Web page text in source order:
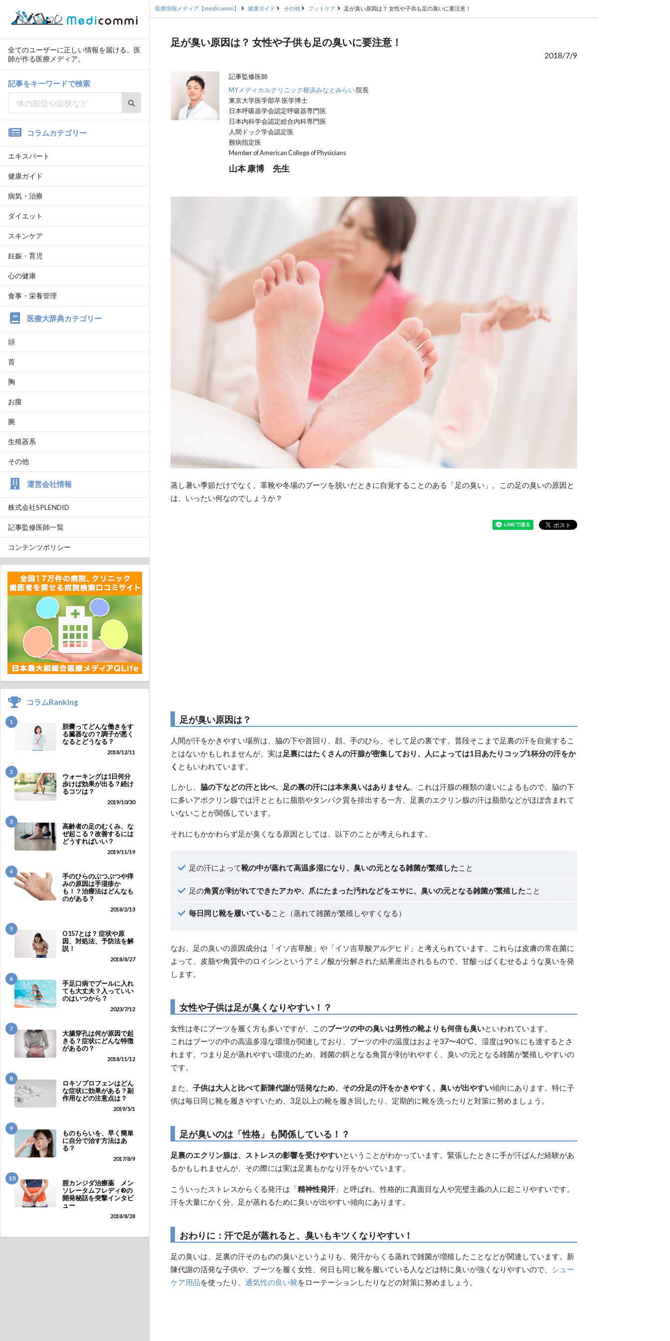
全てのユーザーに正しい情報を届ける。医
師が作る医療メディア。
記事をキーワードで検索
コラムカテゴリー
エキスパート
健康ガイド
病気・治療
ダイエット
スキンケア
妊娠・育児
心の健康
食事・栄養管理
医療大辞典カテゴリー
頭
首
胸
お腹
腕
生殖器系
その他
運営会社情報
株式会社SPLENDID
記事監修医師一覧
コンテンツポリシー
コラムRanking
1
胆嚢ってどんな働きをす
る臓器なの？調子が悪く
なるとどうなる？
2018/12/11
2
ウォーキングは1日何分
歩けば効果が出る？続け
るコツは？
2019/10/30
3
高齢者の足のむくみ、な
ぜ起こる？改善するには
どうすればいい？
2019/11/19
4
手のひらのぶつぶつや痒
みの原因は手湿疹か
も！？治療法はどんなも
のがある？
2018/2/13
5
O157とは？ 症状や原
因、対処法、予防法を解
説！
2018/8/27
6
手足口病でプールに入れ
ても大丈夫？入っていい
のはいつから？
2023/7/12
7
大腸穿孔は何が原因で起
きる？症状にどんな特徴
があるの？
2018/11/12
8
ロキソプロフェンはどん
な症状に効果がある？副
作用などの注意点は？
2019/5/1
9
ものもらいを、早く簡単
に自分で治す方法はあ
る？
2017/8/9
10
腟カンジダ治療薬 メン
ソレータムフレディ®の
開発秘話を突撃インタビ
ュー
2018/8/28
医療情報メディア【medicommi】 健康ガイド その他 フットケア 足が臭い原因は？ 女性や子供も足の臭いに要注意！
足が臭い原因は？ 女性や子供も足の臭いに要注意！
2018/7/9
記事監修医師
MYメディカルクリニック横浜みなとみらい院長
東京大学医学部卒 医学博士
日本呼吸器学会認定呼吸器専門医
日本内科学会認定総合内科専門医
人間ドック学会認定医
難病指定医
Member of American College of Physicians
山本 康博 先生
蒸し暑い季節だけでなく、革靴や冬場のブーツを脱いだときに自覚することのある「足の臭い」。この足の臭いの原因と
は、いったい何なのでしょうか？
足が臭い原因は？
人間が汗をかきやすい場所は、脇の下や首回り、顔、手のひら、そして足の裏です。普段そこまで足裏の汗を自覚するこ
とはないかもしれませんが、実は足裏にはたくさんの汗腺が密集しており、人によっては1日あたりコップ1杯分の汗をか
く ともいわれています。
しかし、 脇の下などの汗と比べ、足の裏の汗には本来臭いはありません。これは汗腺の種類の違いによるもので、脇の下
に多いアポクリン腺では汗とともに脂肪やタンパク質を排出する一方、足裏のエクリン腺の汗は脂肪などがほぼ含まれて
いないことが関係しています。
それにもかかわらず足が臭くなる原因としては、以下のことが考えられます。
足の汗によって靴の中が蒸れて高温多湿になり、臭いの元となる雑菌が繁殖したこと
足の角質が剥がれてできたアカや、爪にたまった汚れなどをエサに、臭いの元となる雑菌が繁殖したこと
毎日同じ靴を履いていること（蒸れて雑菌が繁殖しやすくなる）
なお、足の臭いの原因成分は「イソ吉草酸」や「イソ吉草酸アルデヒド」と考えられています。これらは皮膚の常在菌に
よって、皮脂や角質中のロイシンというアミノ酸が分解された結果産出されるもので、甘酸っぱくむせるような臭いを発
します。
女性や子供は足が臭くなりやすい！？
女性は冬にブーツを履く方も多いですが、このブーツの中の臭いは男性の靴よりも何倍も臭いといわれています。
これはブーツの中の高温多湿な環境が関連しており、ブーツの中の温度はおよそ37〜40℃、湿度は90％にも達するとさ
れます。つまり足が蒸れやすい環境のため、雑菌の餌となる角質が剥がれやすく、臭いの元となる雑菌が繁殖しやすいの
です。
また、 子供は大人と比べて新陳代謝が活発なため、その分足の汗をかきやすく、臭いが出やすい傾向にあります。特に子
供は毎日同じ靴を履きやすいため、3足以上の靴を履き回したり、定期的に靴を洗ったりと対策に努めましょう。
足が臭いのは「性格」も関係している！？
足裏のエクリン腺は、ストレスの影響を受けやすいということがわかっています。緊張したときに手が汗ばんだ経験があ
るかもしれませんが、その際には実は足裏もかなり汗をかいています。
こういったストレスからくる発汗は「精神性発汗 」と呼ばれ、性格的に真面目な人や完璧主義の人に起こりやすいです。
汗を大量にかく分、足が蒸れるために臭いが出やすい傾向にあります。
おわりに：汗で足が蒸れると、臭いもキツくなりやすい！
足の臭いは、足裏の汗そのものの臭いというよりも、発汗からくる蒸れで雑菌が増殖したことなどが関連しています。新
陳代謝の活発な子供や、ブーツを履く女性、何日も同じ靴を履いている人などは特に臭いが強くなりやすいので、 シュー
ケア用品を使ったり、 通気性の良い靴をローテーションしたりなどの対策に努めましょう。